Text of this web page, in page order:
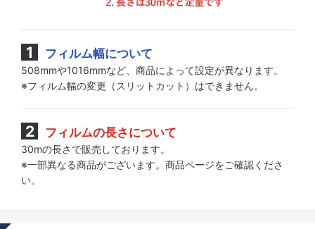
フィルム幅について
508mmや1016mmなど、商品によって設定が異なります。
※フィルム幅の変更（スリットカット）はできません。
フィルムの長さについて
30mの長さで販売しております。
※一部異なる商品がございます。商品ページをご確認くださ
い。